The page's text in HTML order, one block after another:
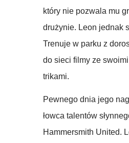
który nie pozwala mu
drużynie. Leon jednak
Trenuje w parku z
do sieci filmy ze
trikami.
Pewnego dnia jego
łowca talentów
Hammersmith United.